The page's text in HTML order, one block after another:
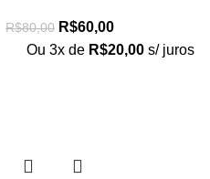
R$80,00 R$60,00
Ou 3x de R$20,00 s/ juros